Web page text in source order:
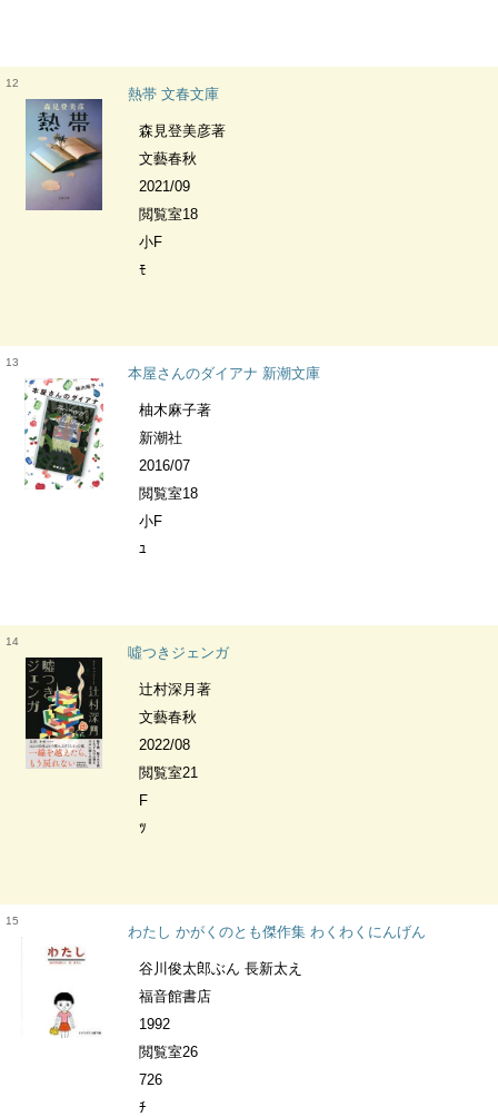
12
熱帯 文春文庫
森見登美彦著
文藝春秋
2021/09
閲覧室18
小F
ﾓ
13
本屋さんのダイアナ 新潮文庫
柚木麻子著
新潮社
2016/07
閲覧室18
小F
ﾕ
14
噓つきジェンガ
辻村深月著
文藝春秋
2022/08
閲覧室21
F
ﾂ
15
わたし かがくのとも傑作集 わくわくにんげん
谷川俊太郎ぶん 長新太え
福音館書店
1992
閲覧室26
726
ﾁ